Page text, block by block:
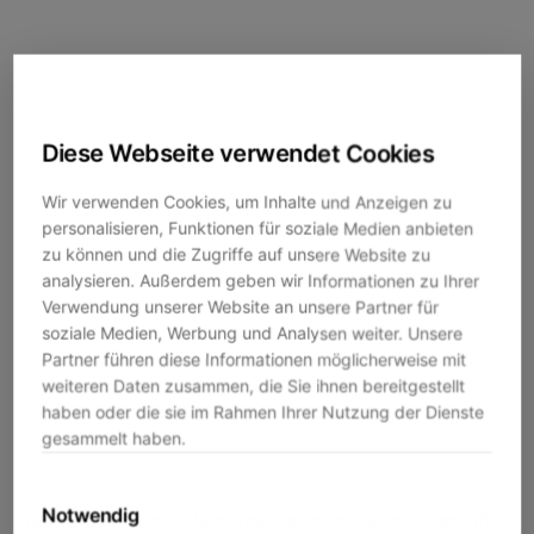
Diese Webseite verwendet Cookies
Wir verwenden Cookies, um Inhalte und Anzeigen zu
personalisieren, Funktionen für soziale Medien anbieten
zu können und die Zugriffe auf unsere Website zu
analysieren. Außerdem geben wir Informationen zu Ihrer
Verwendung unserer Website an unsere Partner für
soziale Medien, Werbung und Analysen weiter. Unsere
Partner führen diese Informationen möglicherweise mit
weiteren Daten zusammen, die Sie ihnen bereitgestellt
haben oder die sie im Rahmen Ihrer Nutzung der Dienste
gesammelt haben.
Notwendig
Application error: a